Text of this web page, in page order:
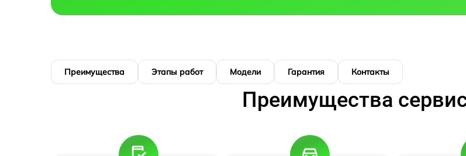
Преимущества Этапы работ Модели Гарантия Контакты
Преимущества